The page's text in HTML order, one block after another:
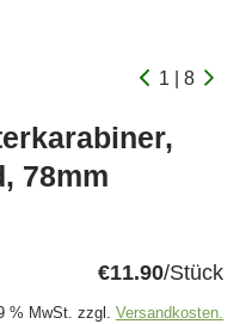
1 | 8
78mm
€11.90/Stück
% MwSt. zzgl. Versandkosten.